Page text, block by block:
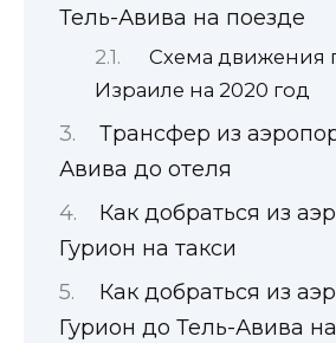
Тель-Авива на поезде
Схема движения
Израиле на 2020 год
Трансфер из
Авива до отеля
Как добраться из
Гурион на такси
Как добраться из
Гурион до Тель-Авива